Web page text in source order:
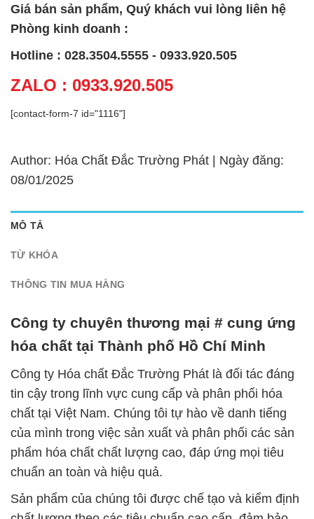
Giá bán sản phẩm, Quý khách vui lòng liên hệ
Phòng kinh doanh :
Hotline : 028.3504.5555 - 0933.920.505
ZALO : 0933.920.505
[contact-form-7 id="1116"]
Author: Hóa Chất Đắc Trường Phát | Ngày đăng:
08/01/2025
MÔ TẢ
TỪ KHÓA
THÔNG TIN MUA HÀNG
Công ty chuyên thương mại # cung ứng
hóa chất tại Thành phố Hồ Chí Minh
Công ty Hóa chất Đắc Trường Phát là đối tác đáng
tin cậy trong lĩnh vực cung cấp và phân phối hóa
chất tại Việt Nam. Chúng tôi tự hào về danh tiếng
của mình trong việc sản xuất và phân phối các sản
phẩm hóa chất chất lượng cao, đáp ứng mọi tiêu
chuẩn an toàn và hiệu quả.
Sản phẩm của chúng tôi được chế tạo và kiểm định